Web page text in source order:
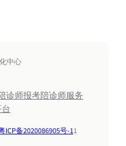
中心
诊师报考陪诊师服务
ICP备2020086905号-11